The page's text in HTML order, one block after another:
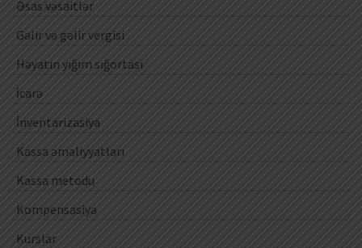
Əsas vəsaitlər
Gəlir və gəlir vergisi
Həyatın yığım sığortası
İcarə
İnventarizasiya
Kassa əməliyyatları
Kassa metodu
Kompensasiya
Kurslar